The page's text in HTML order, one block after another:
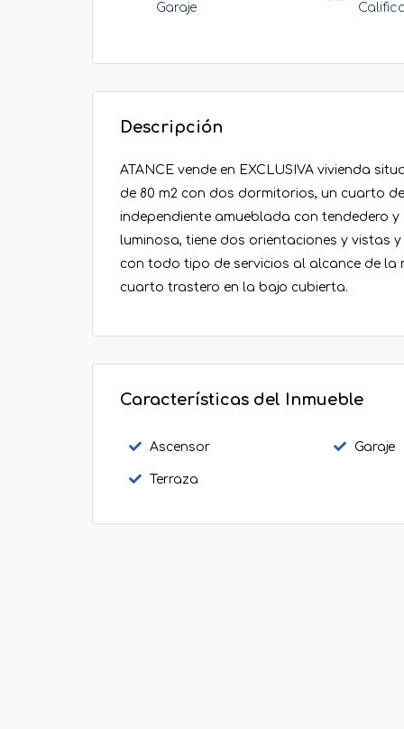
Garaje
Descripción
ATANCE vende en EXCLUSIVA vivienda
de 80 m2 con dos dormitorios, un cuarto
independiente amueblada con tendedero
luminosa, tiene dos orientaciones y vistas
con todo tipo de servicios al alcance de la
cuarto trastero en la bajo cubierta.
Características del Inmueble
Ascensor Garaje
Terraza